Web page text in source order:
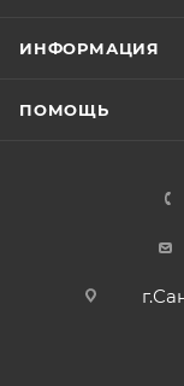
ИНФОРМАЦИЯ
ПОМОЩЬ